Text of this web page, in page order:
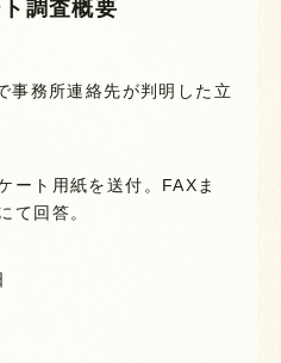
調査概要
事務所連絡先が判明した立
ート用紙を送付。FAXま
て回答。